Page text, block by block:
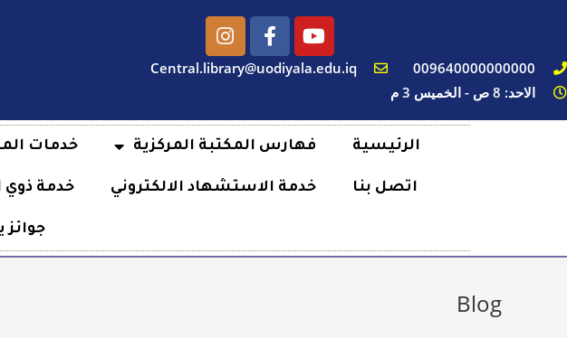
009640000000000
Central.library@uodiyala.edu.iq
الاحد: 8 ص - الخميس 3 م
الرئيسية فهارس المكتبة المركزية خدمات
اتصل بنا خدمة الاستشهاد الالكتروني خدمة ذوي
جوائز
Blog